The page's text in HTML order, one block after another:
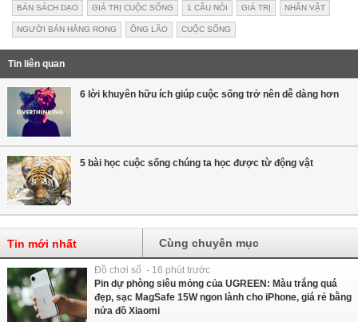
BÁN SÁCH DẠO GIÁ TRỊ CUỘC SỐNG 1 CÂU NỎI GIÁ TRỊ NHÂN VẬT
NGƯỜI BÁN HÀNG RONG ÔNG LÃO CUỘC SỐNG
Tin liên quan
6 lời khuyên hữu ích giúp cuộc sống trở nên dễ dàng hơn
5 bài học cuộc sống chúng ta học được từ động vật
Tin mới nhất Cùng chuyên mục
Đồ chơi số - 16 phút trước
Pin dự phòng siêu mỏng của UGREEN: Màu trắng quá
đẹp, sạc MagSafe 15W ngon lành cho iPhone, giá rẻ bằng
nửa đồ Xiaomi